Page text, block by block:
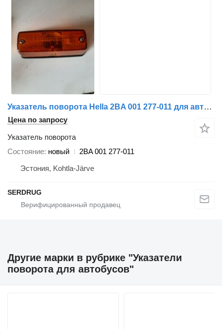
Указатель поворота Hella 2BA 001 277-011 для автобуса
Цена по запросу
Указатель поворота
Состояние новый
2BA 001 277-011
Эстония, Kohtla-Järve
SERDRUG
Другие марки в рубрике "Указатели
поворота для автобусов"